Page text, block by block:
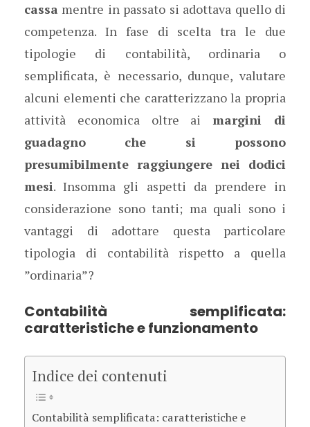
cassa mentre in passato si adottava quello di
competenza. In fase di scelta tra le due
tipologie di contabilità, ordinaria o
semplificata, è necessario, dunque, valutare
alcuni elementi che caratterizzano la propria
attività economica oltre aimargini di
guadagno che si possono
presumibilmente raggiungere nei dodici
mesi. Insomma gli aspetti da prendere in
considerazione sono tanti; ma quali sono i
vantaggi di adottare questa particolare
tipologia di contabilità rispetto a quella
”ordinaria”?
Contabilità semplificata:
caratteristiche e funzionamento
Indice dei contenuti
Contabilità semplificata: caratteristiche e